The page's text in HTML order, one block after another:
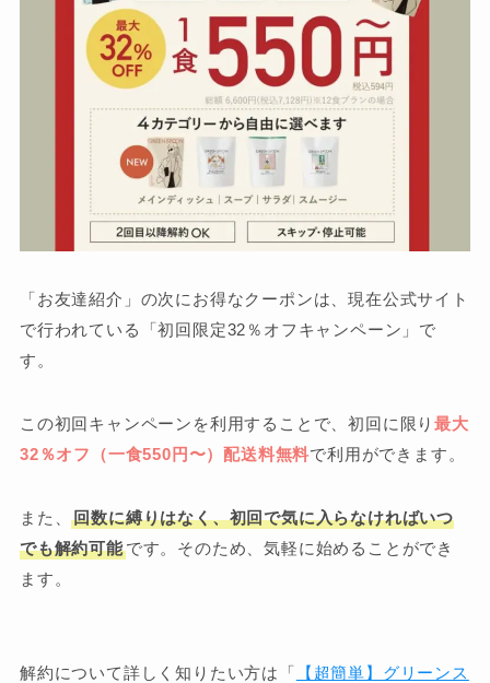
「お友達紹介」の次にお得なクーポンは、現在公式サイト
で行われている「初回限定32％オフキャンペーン」で
す。
この初回キャンペーンを利用することで、初回に限り最大
32％オフ（一食550円〜）配送料無料で利用ができます。
また、回数に縛りはなく、初回で気に入らなければいつ
でも解約可能です。そのため、気軽に始めることができ
ます。
解約について詳しく知りたい方は「
【超簡単】グリーンス